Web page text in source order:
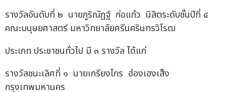
รางวัลอันดับที่ ๒ นายภูริณัฏฐ์ ก่อแก้ว นิสิตระดับชั้นปีที่ ๔
คณะมนุษยศาสตร์ มหาวิทยาลัยศรีนครินทรวิโรฒ
ประเภท ประชาชนทั่วไป มี ๓ รางวัล ได้แก่
รางวัลชนะเลิศที่ ๑ นายเกรียงไกร ฮ่องเฮงเส็ง
กรุงเทพมหานคร